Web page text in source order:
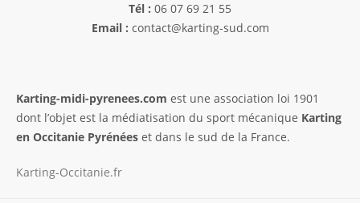
Tél : 06 07 69 21 55
Email : contact@karting-sud.com
Karting-midi-pyrenees.com est une association loi 1901
dont l’objet est la médiatisation du sport mécanique Karting
en Occitanie Pyrénées et dans le sud de la France.
Karting-Occitanie.fr